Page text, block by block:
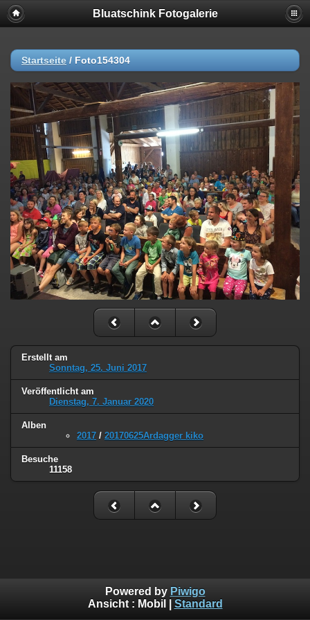
Bluatschink Fotogalerie
Startseite / Foto154304
Erstellt am
Sonntag, 25. Juni 2017
Veröffentlicht am
Dienstag, 7. Januar 2020
Alben
2017 / 20170625Ardagger kiko
Besuche
11158
Powered by Piwigo
Ansicht : Mobil Standard